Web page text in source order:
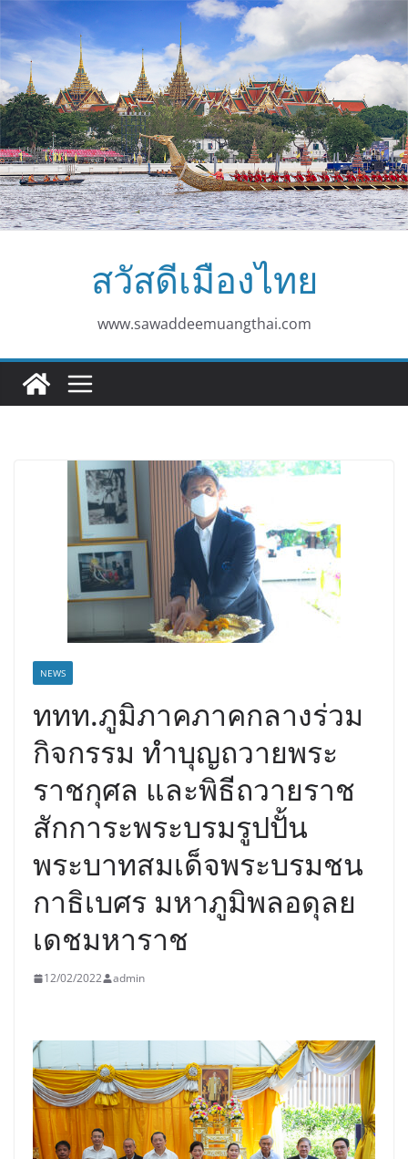
Skip
to
content
สวัสดีเมืองไทย
www.sawaddeemuangthai.com
NEWS
ททท.ภูมิภาคภาคกลางร่วม
กิจกรรม ทำบุญถวายพระ
ราชกุศล และพิธีถวายราช
สักการะพระบรมรูปปั้น
พระบาทสมเด็จพระบรมชน
กาธิเบศร มหาภูมิพลอดุลย
เดชมหาราช
12/02/2022 admin